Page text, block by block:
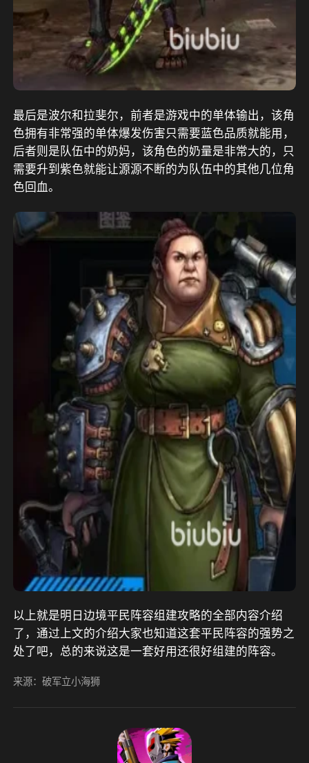
最后是波尔和拉斐尔，前者是游戏中的单体输出，该角
色拥有非常强的单体爆发伤害只需要蓝色品质就能用，
后者则是队伍中的奶妈，该角色的奶量是非常大的，只
需要升到紫色就能让源源不断的为队伍中的其他几位角
色回血。
以上就是明日边境平民阵容组建攻略的全部内容介绍
了，通过上文的介绍大家也知道这套平民阵容的强势之
处了吧，总的来说这是一套好用还很好组建的阵容。
来源：破军立小海狮